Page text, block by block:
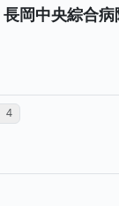
岡中央綜合病
と、所属医師へ
レター（合算）
と、所属医師へ
ミュニケーション・タ
4 所属医師への